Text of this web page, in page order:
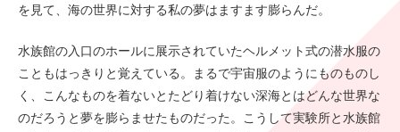
を見て、海の世界に対する私の夢はますます膨らんだ。
水族館の入口のホールに展示されていたヘルメット式の潜水服の
こともはっきりと覚えている。まるで宇宙服のようにものものし
く、こんなものを着ないとたどり着けない深海とはどんな世界な
のだろうと夢を膨らませたものだった。こうして実験所と水族館